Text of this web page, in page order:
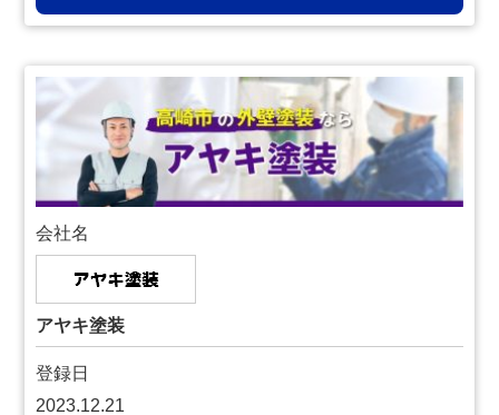
会社名
アヤキ塗装
登録日
2023.12.21